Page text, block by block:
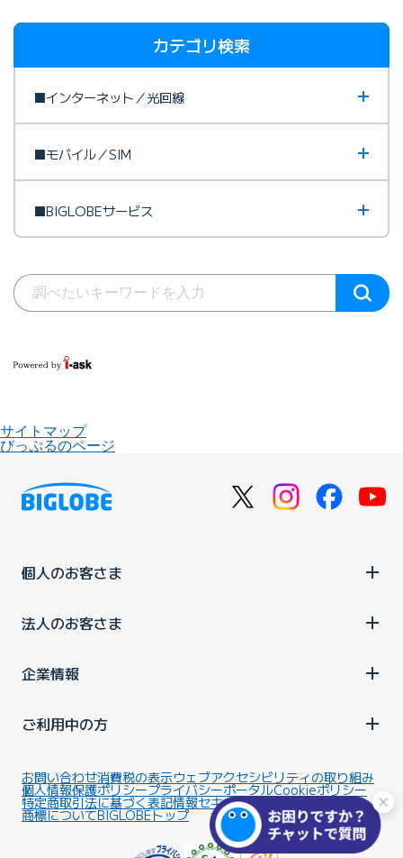
カテゴリ検索
■インターネット／光回線
■モバイル／SIM
■BIGLOBEサービス
サイトマップ
びっぷるのページ
個人のお客さま
法人のお客さま
企業情報
ご利用中の方
お問い合わせ消費税の表示ウェブアクセシビリティの取り組み
個人情報保護ポリシープライバシーポータルCookieポリシー
特定商取引法に基づく表記情報セキュリティ基本方針
商標についてBIGLOBEトップ